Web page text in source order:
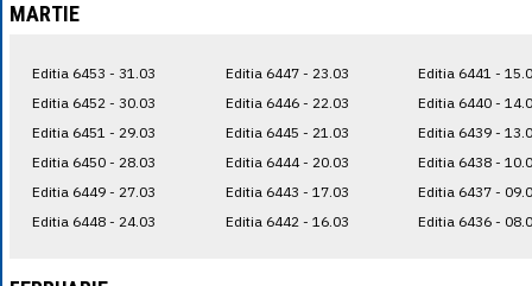
MARTIE
Editia 6453 - 31.03
Editia 6452 - 30.03
Editia 6451 - 29.03
Editia 6450 - 28.03
Editia 6449 - 27.03
Editia 6448 - 24.03
Editia 6447 - 23.03
Editia 6446 - 22.03
Editia 6445 - 21.03
Editia 6444 - 20.03
Editia 6443 - 17.03
Editia 6442 - 16.03
Editia 6441 -
Editia 6440 -
Editia 6439 -
Editia 6438 -
Editia 6437 -
Editia 6436 -